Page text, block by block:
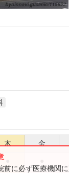
木 金
に必ず医療機関に